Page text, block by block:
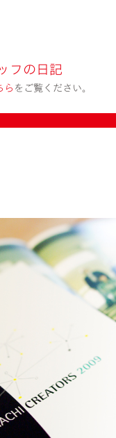
フの日記
ら をご覧ください。